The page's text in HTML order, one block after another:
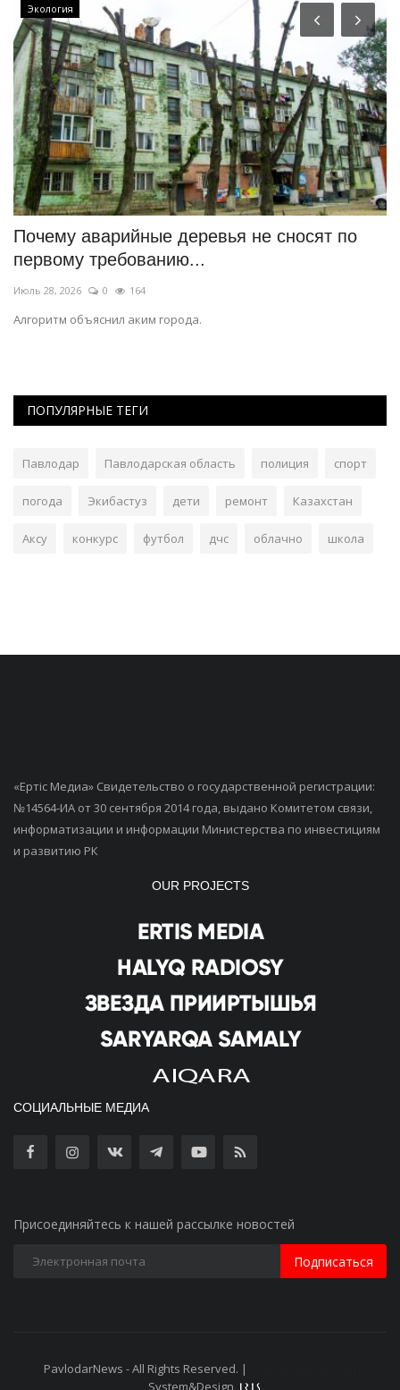
Экология
Почему аварийные деревья не сносят по
первому требованию...
Июль 28, 2026 0 164
Алгоритм объяснил аким города.
ПОПУЛЯРНЫЕ ТЕГИ
Павлодар Павлодарская область полиция спорт
погода Экибастуз дети ремонт Казахстан
Аксу конкурс футбол дчс облачно школа
«Ертiс Медиа» Свидетельство о государственной регистрации:
№14564-ИА от 30 сентября 2014 года, выдано Комитетом связи,
информатизации и информации Министерства по инвестициям
и развитию РК
OUR PROJECTS
СОЦИАЛЬНЫЕ МЕДИА
Присоединяйтесь к нашей рассылке новостей
Подписаться
PavlodarNews - All Rights Reserved. |